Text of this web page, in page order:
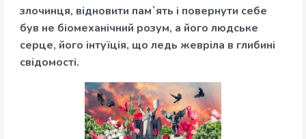
злочинця, відновити пам`ять і повернути себе
був не біомеханічний розум, а його людське
серце, його інтуїція, що ледь жевріла в глибині
свідомості.